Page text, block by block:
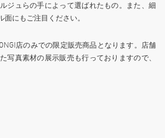
ジュらの手によって選ばれたもの。また、細
にもご注目ください。
店のみでの限定販売商品となります。店舗
写真素材の展示販売も行っておりますので、